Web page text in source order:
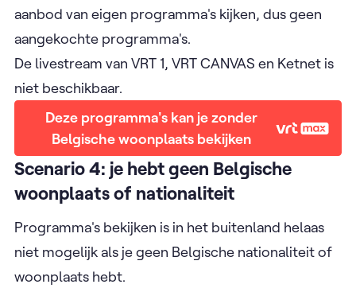
aanbod van eigen programma's kijken, dus geen
aangekochte programma's.
De livestream van VRT 1, VRT CANVAS en Ketnet is
niet beschikbaar.
Deze programma's kan je zonder
Belgische woonplaats bekijken
Scenario 4: je hebt geen Belgische
woonplaats of nationaliteit
Programma's bekijken is in het buitenland helaas
niet mogelijk als je geen Belgische nationaliteit of
woonplaats hebt.